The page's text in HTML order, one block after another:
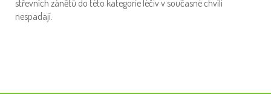
střevních zánětů do této kategorie léčiv v současné chvíli
nespadají.